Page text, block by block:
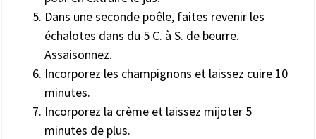
Dans une seconde poêle, faites revenir les
échalotes dans du 5 C. à S. de beurre.
Assaisonnez.
Incorporez les champignons et laissez cuire 10
minutes.
Incorporez la crème et laissez mijoter 5
minutes de plus.